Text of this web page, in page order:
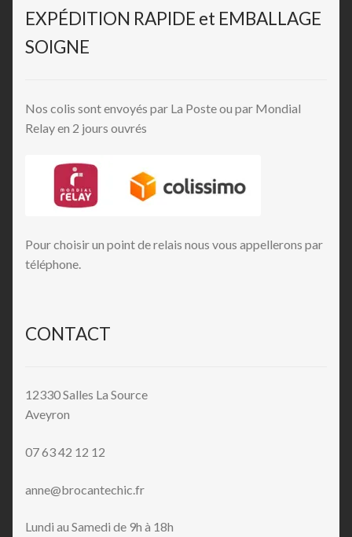
EXPÉDITION RAPIDE et EMBALLAGE
SOIGNE
Nos colis sont envoyés par La Poste ou par Mondial
Relay en 2 jours ouvrés
Pour choisir un point de relais nous vous appellerons par
téléphone.
CONTACT
12330 Salles La Source
Aveyron
07 63 42 12 12
anne@brocantechic.fr
Lundi au Samedi de 9h à 18h